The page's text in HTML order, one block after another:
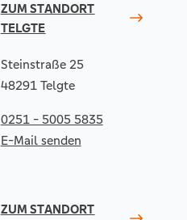
ZUM STANDORT
TELGTE
Steinstraße 25
48291 Telgte
0251 - 5005 5835
E-Mail senden
ZUM STANDORT